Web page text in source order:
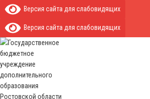
Версия сайта для слабовидящих
Версия сайта для слабовидящих